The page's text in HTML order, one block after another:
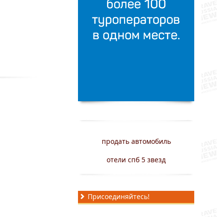
продать автомобиль
отели спб 5 звезд
Присоединяйтесь!